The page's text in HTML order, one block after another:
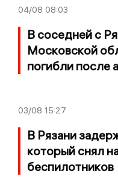
04/08 08:03
В соседней с
Московской
погибли после
03/08 15:27
В Рязани
который снял
беспилотников